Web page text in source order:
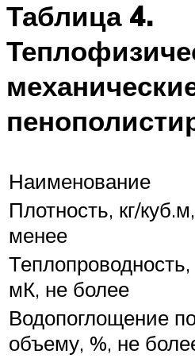
Таблица 4.
Наименование
Плотность, кг/
менее
мК, не более
Водопоглощение
объему, %, не